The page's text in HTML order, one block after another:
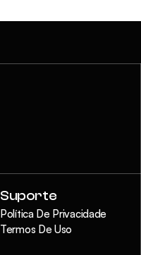
Suporte
Política De Privacidade
Termos De Uso